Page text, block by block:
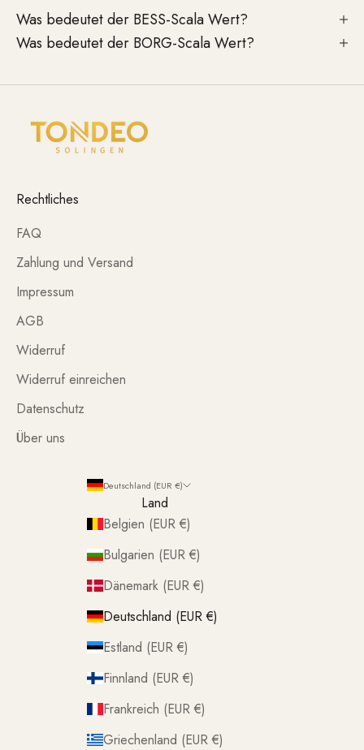
Was bedeutet der BESS-Scala Wert?
Was bedeutet der BORG-Scala Wert?
Rechtliches
FAQ
Zahlung und Versand
Impressum
AGB
Widerruf
Widerruf einreichen
Datenschutz
Über uns
Deutschland (EUR €)
Land
Belgien (EUR €)
Bulgarien (EUR €)
Dänemark (EUR €)
Deutschland (EUR €)
Estland (EUR €)
Finnland (EUR €)
Frankreich (EUR €)
Griechenland (EUR €)